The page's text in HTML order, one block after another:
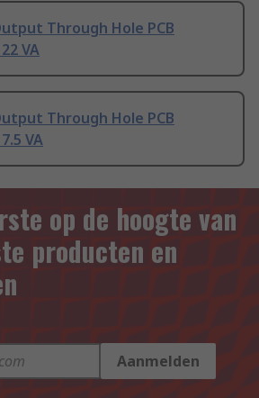
Through Hole PCB
VA
Through Hole PCB
VA
op de hoogte van
producten en
Aanmelden